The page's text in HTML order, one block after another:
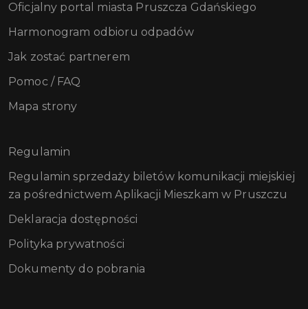
Oficjalny portal miasta Pruszcza Gdańskiego
Harmonogram odbioru odpadów
Jak zostać partnerem
Pomoc / FAQ
Mapa strony
Regulamin
Regulamin sprzedaży biletów komunikacji miejskiej
za pośrednictwem Aplikacji Mieszkam w Pruszczu
Deklaracja dostępności
Polityka prywatności
Dokumenty do pobrania